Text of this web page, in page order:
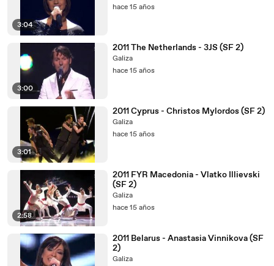
3:04
hace 15 años
3:00
2011 The Netherlands - 3JS (SF 2)
Galiza
hace 15 años
3:01
2011 Cyprus - Christos Mylordos (SF 2)
Galiza
hace 15 años
2:58
2011 FYR Macedonia - Vlatko Illievski
(SF 2)
Galiza
hace 15 años
2011 Belarus - Anastasia Vinnikova (SF
2)
Galiza